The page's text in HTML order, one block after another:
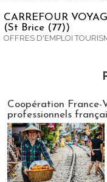
CARREFOUR
(St Brice (77))
OFFRES D'EMPLOI
Coopération France-
professionnels